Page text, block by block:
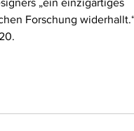
„ein einzigartiges
Forschung